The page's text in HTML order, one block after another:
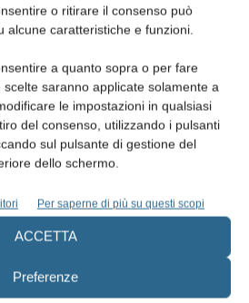
o ritirare il consenso può
alcune caratteristiche e funzioni.
a quanto sopra o per fare
saranno applicate solamente a
le impostazioni in qualsiasi
del consenso, utilizzando i pulsanti
sul pulsante di gestione del
dello schermo.
Per saperne di più su questi scopi
ACCETTA
Preferenze